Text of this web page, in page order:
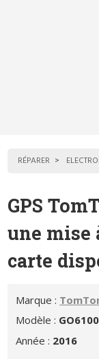
RÉPARER
GPS
une mise
carte
Marque :
Modèle :
Année : 2016